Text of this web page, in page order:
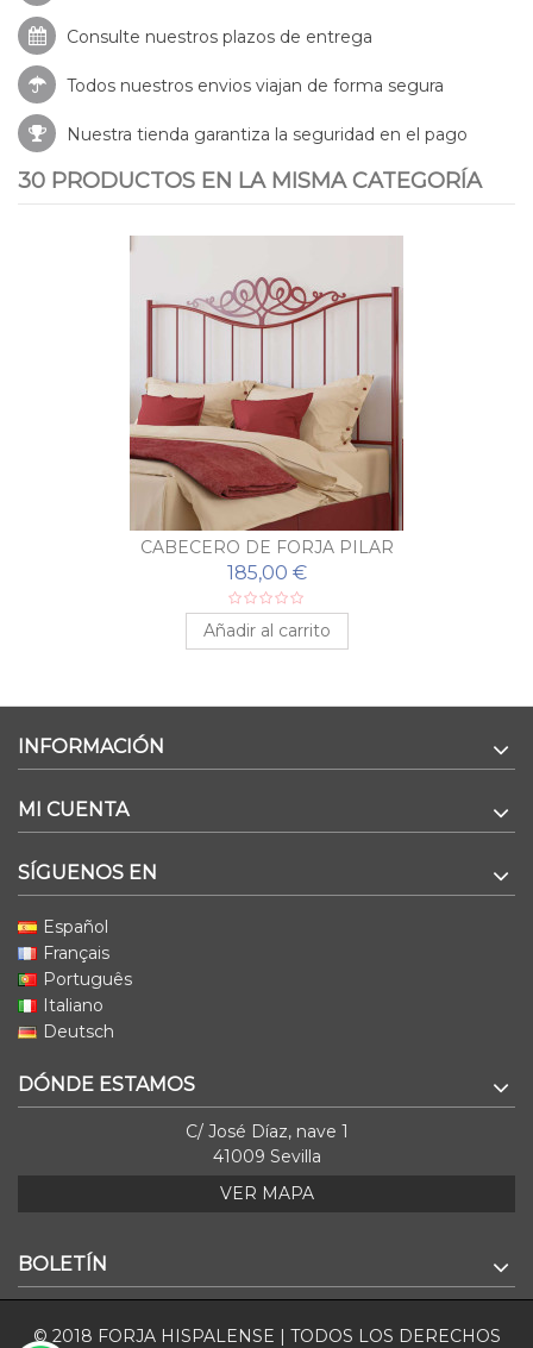
Consulte nuestros plazos de entrega
Todos nuestros envios viajan de forma segura
Nuestra tienda garantiza la seguridad en el pago
30 PRODUCTOS EN LA MISMA CATEGORÍA
CABECERO DE FORJA PILAR
185,00 €
Añadir al carrito
INFORMACIÓN
MI CUENTA
SÍGUENOS EN
Español
Français
Português
Italiano
Deutsch
DÓNDE ESTAMOS
C/ José Díaz, nave 1
41009 Sevilla
VER MAPA
BOLETÍN
© 2018 FORJA HISPALENSE | TODOS LOS DERECHOS